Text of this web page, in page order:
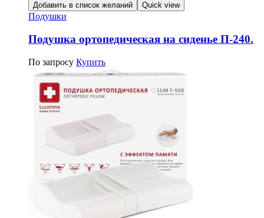
Добавить в список желаний Quick view
Подушки
Подушка ортопедическая на сиденье П-240.
По запросу Купить